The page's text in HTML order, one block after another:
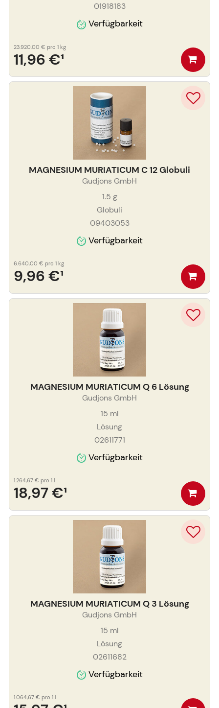
01918183
Verfügbarkeit
11,96 €¹
23.920,00 € pro 1 kg
MAGNESIUM MURIATICUM C 12 Globuli
Gudjons GmbH
1.5 g
Globuli
09403053
Verfügbarkeit
9,96 €¹
6.640,00 € pro 1 kg
MAGNESIUM MURIATICUM Q 6 Lösung
Gudjons GmbH
15 ml
Lösung
02611771
Verfügbarkeit
18,97 €¹
1.264,67 € pro 1 l
MAGNESIUM MURIATICUM Q 3 Lösung
Gudjons GmbH
15 ml
Lösung
02611682
Verfügbarkeit
1.064,67 € pro 1 l